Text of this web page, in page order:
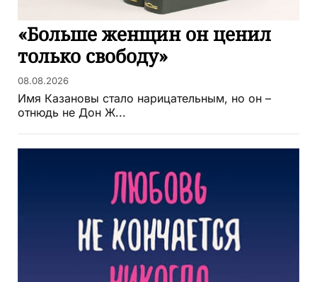
«Больше женщин он ценил
только свободу»
08.08.2026
Имя Казановы стало нарицательным, но он –
отнюдь не Дон Ж...